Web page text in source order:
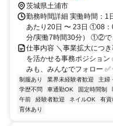
茨城県土浦市
勤務時間詳細 実働時間：1
あたり20日 〜 23日 ①08
分/実働7時間30分） ①②で
仕事内容 ＼事業拡大につ
を活かせる事務ポジション
みも、みんなでフォロー
制服あり 業界未経験者歓迎 主婦
学歴不問
車通勤OK 固定時間制
午前
経験者歓迎 ネイルOK 有資
育休あり